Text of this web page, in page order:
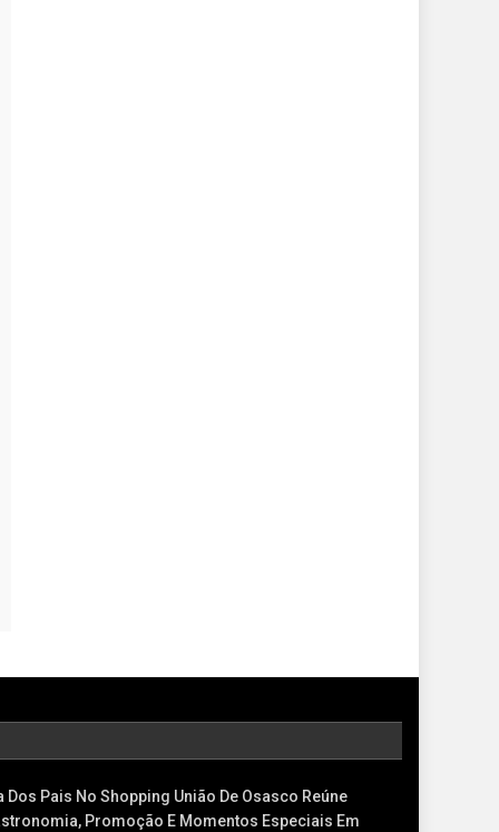
Dos Pais No Shopping União De Osasco Reúne
Promoção E Momentos Especiais Em